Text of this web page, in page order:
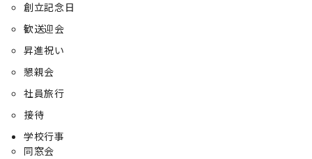
創立記念日
歓送迎会
昇進祝い
懇親会
社員旅行
接待
学校行事
同窓会